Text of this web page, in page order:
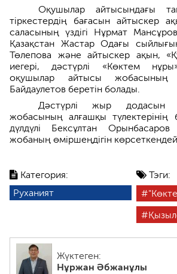
Категория:
Руханият
Тэги:
Жүктеген:
Нұржан Әбжанұлы
Оқушылар айтысындағы
тіркестердің бағасын айтыскер
саласының үздігі Нұрмат
Қазақстан Жастар Одағы
Төлепова және айтыскер ақын,
иегері, дәстүрлі «Көктем
оқушылар айтысы
Байдаулетов беретін болады.
Дәстүрлі жыр додасын
жобасының алғашқы түлектерінің
дүлдүлі Бексұлтан Орынбасаров
жобаның өміршеңдігін